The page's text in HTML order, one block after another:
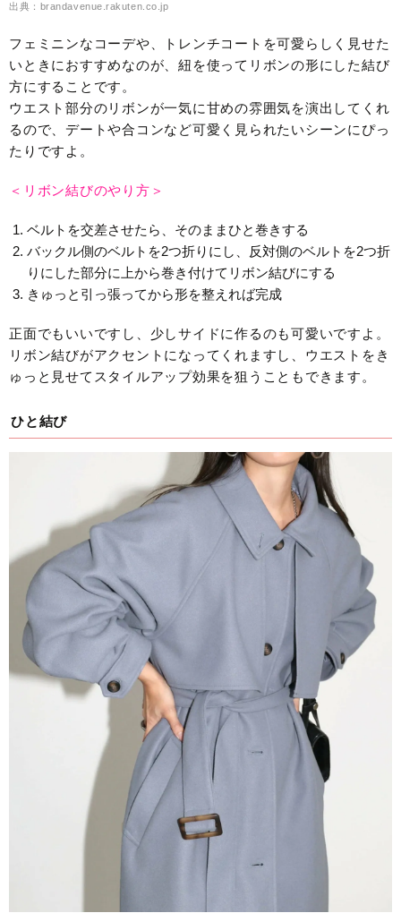
出典：brandavenue.rakuten.co.jp
フェミニンなコーデや、トレンチコートを可愛らしく見せた
いときにおすすめなのが、紐を使ってリボンの形にした結び
方にすることです。
ウエスト部分のリボンが一気に甘めの雰囲気を演出してくれ
るので、デートや合コンなど可愛く見られたいシーンにぴっ
たりですよ。
＜リボン結びのやり方＞
ベルトを交差させたら、そのままひと巻きする
バックル側のベルトを2つ折りにし、反対側のベルトを2つ折
りにした部分に上から巻き付けてリボン結びにする
きゅっと引っ張ってから形を整えれば完成
正面でもいいですし、少しサイドに作るのも可愛いですよ。
リボン結びがアクセントになってくれますし、ウエストをき
ゅっと見せてスタイルアップ効果を狙うこともできます。
ひと結び